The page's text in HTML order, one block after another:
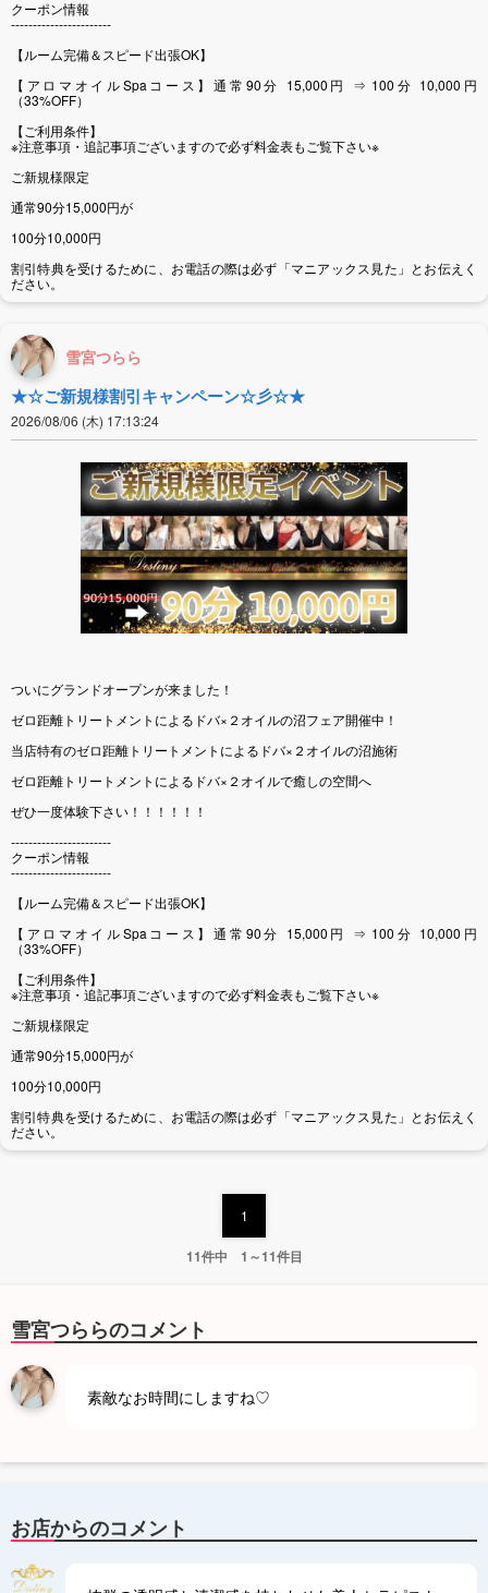
クーポン情報
-----------------------
【ルーム完備＆スピード出張OK】
【アロマオイルSpaコース】通常90分 15,000円 ⇒ 100分 10,000円
（33%OFF）
【ご利用条件】
※注意事項・追記事項ございますので必ず料金表もご覧下さい※
ご新規様限定
通常90分15,000円が
100分10,000円
割引特典を受けるために、お電話の際は必ず「マニアックス見た」とお伝えく
ださい。
雪宮つらら
★☆ご新規様割引キャンペーン☆彡☆★
2026/08/06 (木) 17:13:24
ついにグランドオープンが来ました！
ゼロ距離トリートメントによるドバ×２オイルの沼フェア開催中！
当店特有のゼロ距離トリートメントによるドバ×２オイルの沼施術
ゼロ距離トリートメントによるドバ×２オイルで癒しの空間へ
ぜひ一度体験下さい！！！！！！
-----------------------
クーポン情報
-----------------------
【ルーム完備＆スピード出張OK】
【アロマオイルSpaコース】通常90分 15,000円 ⇒ 100分 10,000円
（33%OFF）
【ご利用条件】
※注意事項・追記事項ございますので必ず料金表もご覧下さい※
ご新規様限定
通常90分15,000円が
100分10,000円
割引特典を受けるために、お電話の際は必ず「マニアックス見た」とお伝えく
ださい。
1
11件中 1～11件目
雪宮つららのコメント
素敵なお時間にしますね♡
お店からのコメント